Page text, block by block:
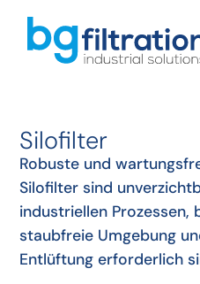
Silofilter
Robuste und
Silofilter sind
industriellen Prozessen,
staubfreie Umgebung
Entlüftung erforderlich